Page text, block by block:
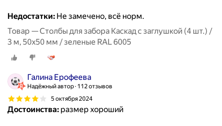
Недостатки: Не замечено, всё норм.
Товар — Столбы для забора Каскад с заглушкой (4 шт.) /
3 м, 50х50 мм / зеленые RAL 6005
Галина Ерофеева
Надёжный автор 112 отзывов
5 октября 2024
Достоинства: размер хороший